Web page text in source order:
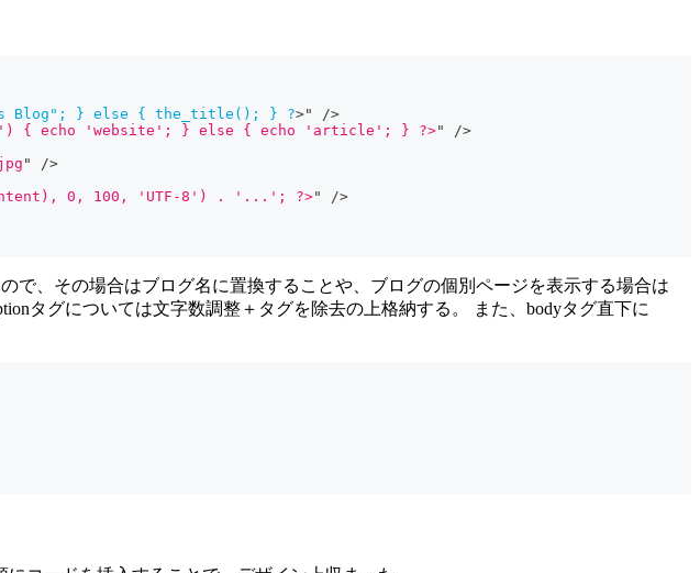
Blog"; } else { the_title(); } ?>" />
') { echo 'website'; } else { echo 'article'; } ?>"
/>
"
/>
0, 100, 'UTF-8') . '...'; ?>"
/>
で、その場合はブログ名に置換することや、ブログの個別ページを表示する場合は
タグについては文字数調整＋タグを除去の上格納する。 また、bodyタグ直下に